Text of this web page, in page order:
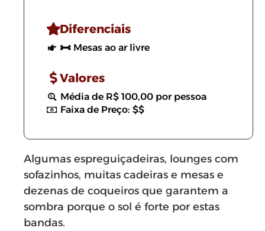
Diferenciais
Mesas ao ar livre
Valores
Média de R$ 100,00 por pessoa
Faixa de Preço: $$
Algumas espreguiçadeiras, lounges com
sofazinhos, muitas cadeiras e mesas e
dezenas de coqueiros que garantem a
sombra porque o sol é forte por estas
bandas.